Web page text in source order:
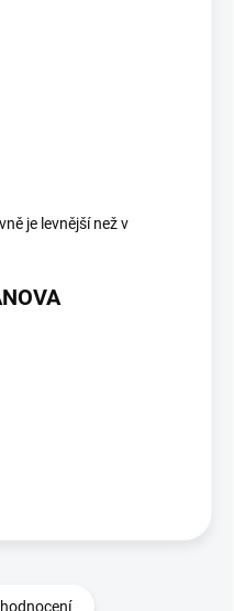
je levnější než v